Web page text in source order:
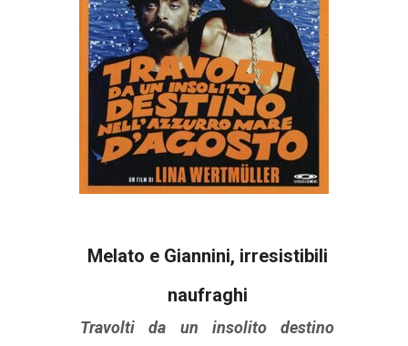
Melato e Giannini, irresistibili
naufraghi
Travolti da un insolito destino